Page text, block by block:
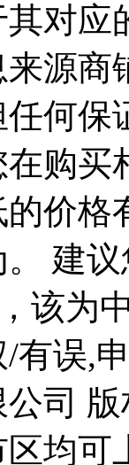
对
源商
何保
购买
价
建
该为
有误,
公司
均可